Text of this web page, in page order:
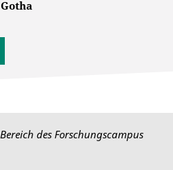
des Forschungscampus